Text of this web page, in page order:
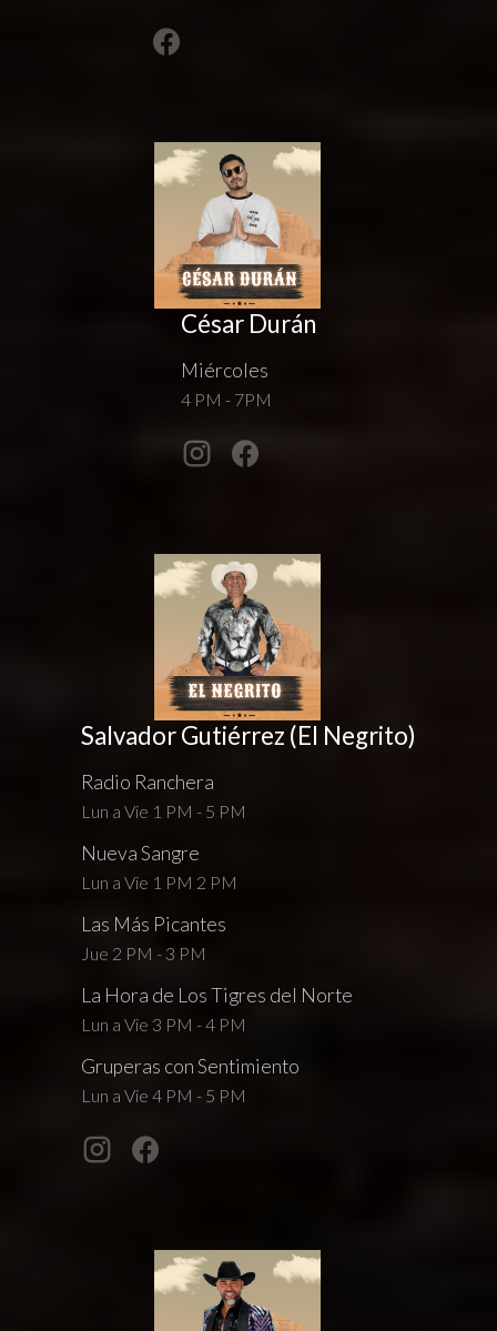
César Durán
Miércoles
4 PM - 7PM
Salvador Gutiérrez (El Negrito)
Radio Ranchera
Lun a Vie 1 PM - 5 PM
Nueva Sangre
Lun a Vie 1 PM 2 PM
Las Más Picantes
Jue 2 PM - 3 PM
La Hora de Los Tigres del Norte
Lun a Vie 3 PM - 4 PM
Gruperas con Sentimiento
Lun a Vie 4 PM - 5 PM